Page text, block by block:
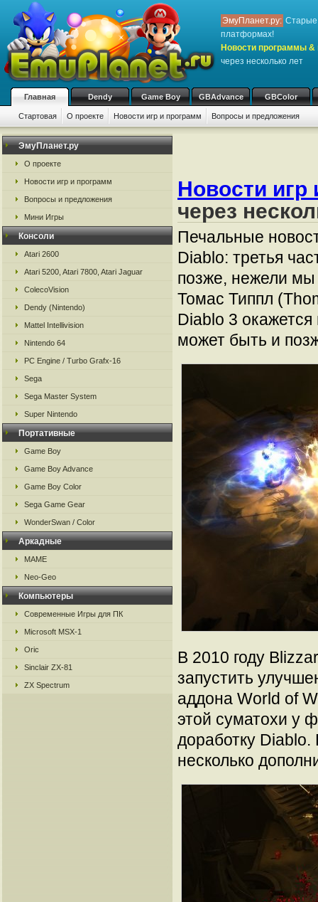
ЭмуПланет.ру: Старые
платформах!
Новости программы &
через несколько лет
Главная Dendy Game Boy GBAdvance GBColor
Стартовая О проекте Новости игр и программ Вопросы и предложения
ЭмуПланет.ру
О проекте
Новости игр и программ
Вопросы и предложения
Мини Игры
Консоли
Atari 2600
Atari 5200, Atari 7800, Atari Jaguar
ColecoVision
Dendy (Nintendo)
Mattel Intellivision
Nintendo 64
PC Engine / Turbo Grafx-16
Sega
Sega Master System
Super Nintendo
Портативные
Game Boy
Game Boy Advance
Game Boy Color
Sega Game Gear
WonderSwan / Color
Аркадные
MAME
Neo-Geo
Компьютеры
Современные Игры для ПК
Microsoft MSX-1
Oric
Sinclair ZX-81
ZX Spectrum
Новости игр
через
Печальные
Diablo: третья
позже, нежели
Томас Типпл
Diablo 3
может быть и
В 2010 году
запустить
аддона World of
этой суматохи у
доработку
несколько